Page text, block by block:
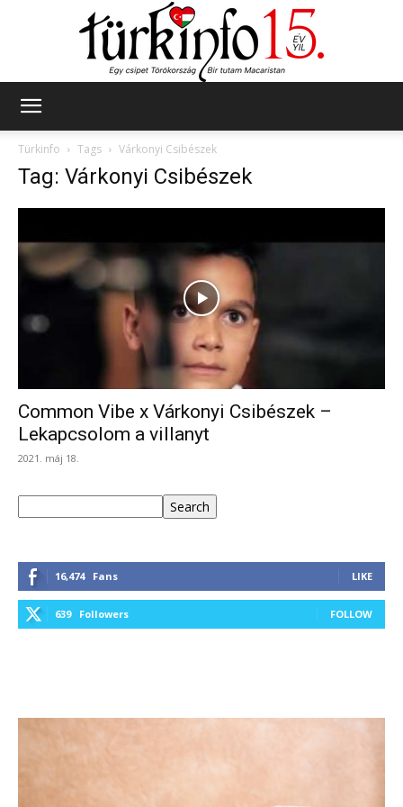
Türkinfo
Tags Várkonyi Csibészek
Tag: Várkonyi Csibészek
Common Vibe x Várkonyi Csibészek –
Lekapcsolom a villanyt
2021. máj 18.
Search
16,474 Fans LIKE
639 Followers FOLLOW